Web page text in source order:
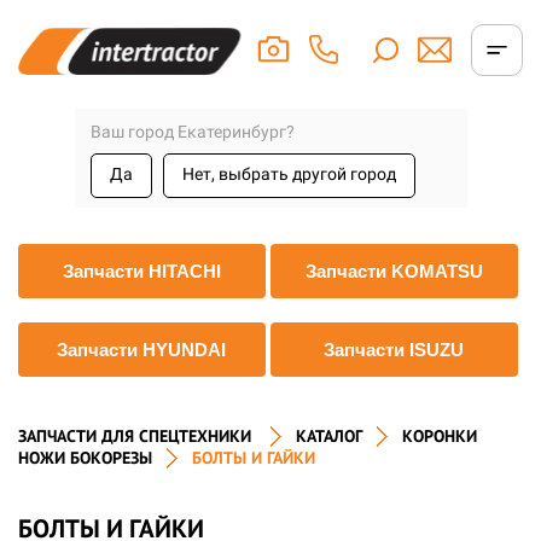
Ваш город Екатеринбург?
Да Нет, выбрать другой город
Запчасти HITACHI Запчасти KOMATSU
Запчасти HYUNDAI Запчасти ISUZU
ЗАПЧАСТИ ДЛЯ СПЕЦТЕХНИКИ КАТАЛОГ
КОРОНКИ
НОЖИ БОКОРЕЗЫ
БОЛТЫ И ГАЙКИ
БОЛТЫ И ГАЙКИ